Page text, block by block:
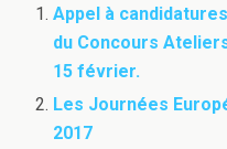
Appel à
du Concours
15 février.
Les Journées
2017